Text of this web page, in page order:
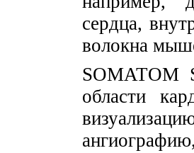
сердца,
волокна
SOMATOM
области